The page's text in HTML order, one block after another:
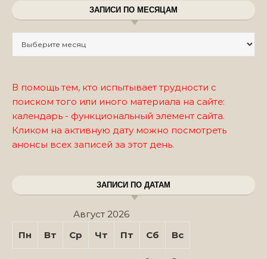
ЗАПИСИ ПО МЕСЯЦАМ
В помощь тем, кто испытывает трудности с
поиском того или иного материала на сайте:
календарь - функциональный элемент сайта.
Кликом на активную дату можно посмотреть
анонсы всех записей за этот день.
ЗАПИСИ ПО ДАТАМ
Август 2026
Пн
Вт Ср Чт Пт Сб Вс